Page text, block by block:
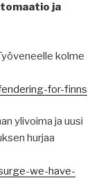
ja
kolme
for-finns
ylivoima ja uusi
hurjaa
we-have-